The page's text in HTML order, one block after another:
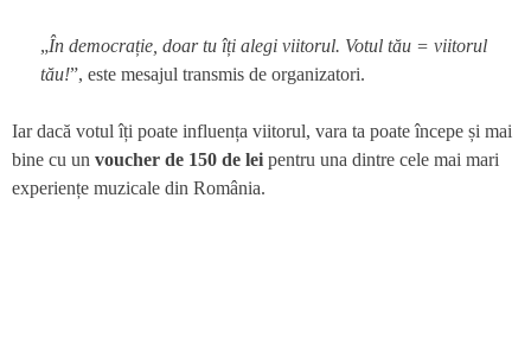
„În democrație, doar tu îți alegi viitorul. Votul tău = viitorul
tău!”, este mesajul transmis de organizatori.
Iar dacă votul îți poate influența viitorul, vara ta poate începe și mai
bine cu un voucher de 150 de lei pentru una dintre cele mai mari
experiențe muzicale din România.